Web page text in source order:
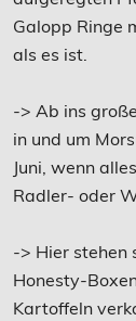
Galopp Ringe
als es ist.
-> Ab ins
in und um
Juni, wenn
Radler- oder
-> Hier stehen
Honesty-
Kartoffeln